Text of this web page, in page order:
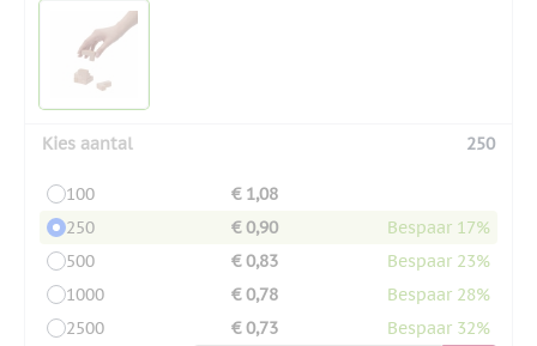
Kies aantal 250
100
€ 1,08
250
€ 0,90
Bespaar 17%
500
€ 0,83
Bespaar 23%
1000
€ 0,78
Bespaar 28%
2500
€ 0,73
Bespaar 32%